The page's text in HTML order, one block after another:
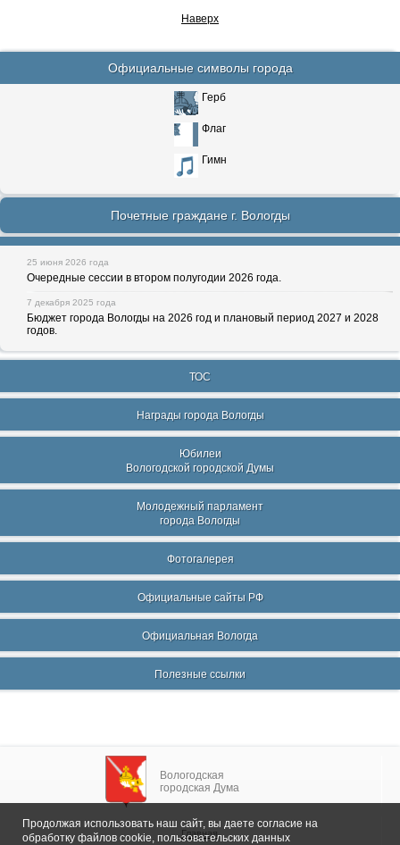
Наверх
Официальные символы города
Герб
Флаг
Гимн
Почетные граждане г. Вологды
25 июня 2026 года
Очередные сессии в втором полугодии 2026 года.
7 декабря 2025 года
Бюджет города Вологды на 2026 год и плановый период 2027 и 2028
годов.
ТОС
Награды города Вологды
Юбилеи
Вологодской городской Думы
Молодежный парламент
города Вологды
Фотогалерея
Официальные сайты РФ
Официальная Вологда
Полезные ссылки
Вологодская
городская Дума
Главная
Продолжая использовать наш сайт, вы даете согласие на
обработку файлов cookie, пользовательских данных